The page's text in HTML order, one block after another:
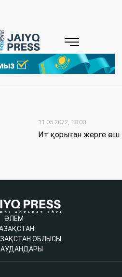
11.05.2022, 18:00
Ит қорыған жерге өш
ӘЛЕМ
ОБЛЫСЫ
АУДАНДАРЫ